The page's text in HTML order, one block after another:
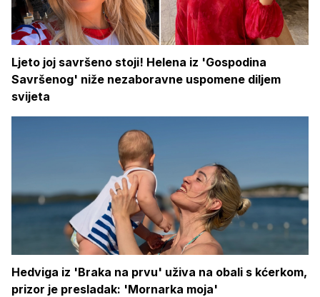
Ljeto joj savršeno stoji! Helena iz 'Gospodina
Savršenog' niže nezaboravne uspomene diljem
svijeta
Hedviga iz 'Braka na prvu' uživa na obali s kćerkom,
prizor je presladak: 'Mornarka moja'